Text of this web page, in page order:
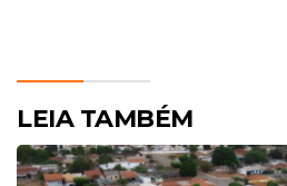
LEIA TAMBÉM